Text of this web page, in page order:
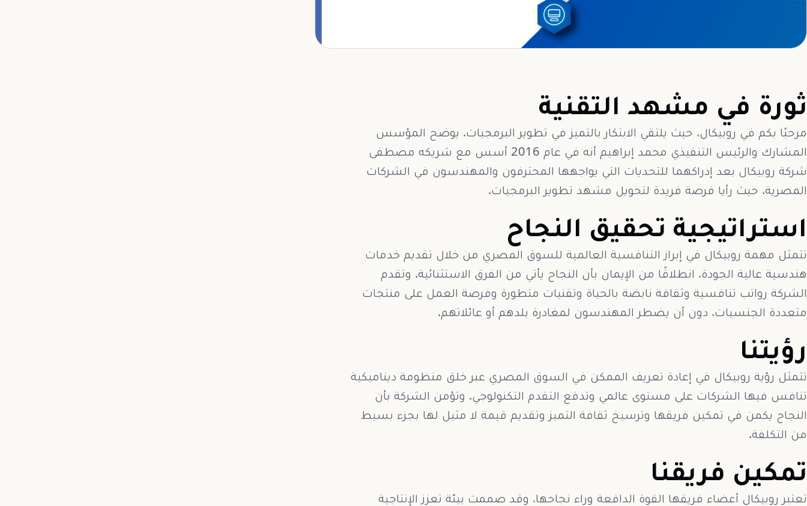
ثورة في مشهد التقنية
مرحبًا بكم في روبيكال، حيث يلتقي الابتكار بالتميز في تطوير البرمجيات. يوضح المؤسس
المشارك والرئيس التنفيذي محمد إبراهيم أنه في عام 2016 أسس مع شريكه مصطفى
شركة روبيكال بعد إدراكهما للتحديات التي يواجهها المحترفون والمهندسون في الشركات
المصرية، حيث رأيا فرصة فريدة لتحويل مشهد تطوير البرمجيات.
استراتيجية تحقيق النجاح
تتمثل مهمة روبيكال في إبراز التنافسية العالمية للسوق المصري من خلال تقديم خدمات
هندسية عالية الجودة، انطلاقًا من الإيمان بأن النجاح يأتي من الفرق الاستثنائية. وتقدم
الشركة رواتب تنافسية وثقافة نابضة بالحياة وتقنيات متطورة وفرصة العمل على منتجات
متعددة الجنسيات، دون أن يضطر المهندسون لمغادرة بلدهم أو عائلاتهم.
رؤيتنا
تتمثل رؤية روبيكال في إعادة تعريف الممكن في السوق المصري عبر خلق منظومة ديناميكية
تنافس فيها الشركات على مستوى عالمي وتدفع التقدم التكنولوجي. وتؤمن الشركة بأن
النجاح يكمن في تمكين فريقها وترسيخ ثقافة التميز وتقديم قيمة لا مثيل لها بجزء بسيط
من التكلفة.
تمكين فريقنا
تعتبر روبيكال أعضاء فريقها القوة الدافعة وراء نجاحها، وقد صممت بيئة تعزز الإنتاجية